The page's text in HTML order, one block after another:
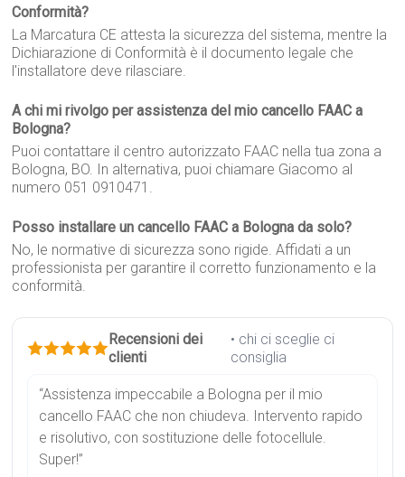
Conformità?
La Marcatura CE attesta la sicurezza del sistema, mentre la
Dichiarazione di Conformità è il documento legale che
l'installatore deve rilasciare.
A chi mi rivolgo per assistenza del mio cancello FAAC a
Bologna?
Puoi contattare il centro autorizzato FAAC nella tua zona a
Bologna, BO. In alternativa, puoi chiamare Giacomo al
numero 051 0910471.
Posso installare un cancello FAAC a Bologna da solo?
No, le normative di sicurezza sono rigide. Affidati a un
professionista per garantire il corretto funzionamento e la
conformità.
Recensioni dei
clienti
• chi ci sceglie ci
consiglia
“Assistenza impeccabile a Bologna per il mio
cancello FAAC che non chiudeva. Intervento rapido
e risolutivo, con sostituzione delle fotocellule.
Super!”